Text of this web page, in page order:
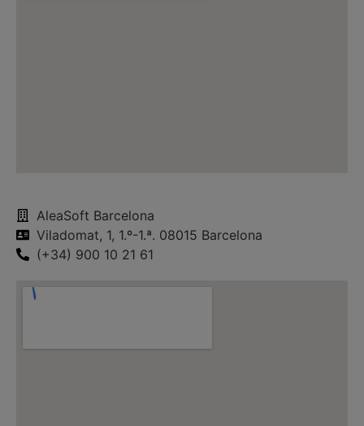
AleaSoft Barcelona
Viladomat, 1, 1.º-1.ª. 08015 Barcelona
(+34) 900 10 21 61